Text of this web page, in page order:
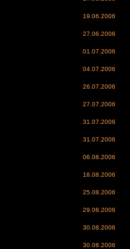
19.06.2006
27.06.2006
01.07.2006
04.07.2006
26.07.2006
27.07.2006
31.07.2006
31.07.2006
06.08.2006
18.08.2006
25.08.2006
29.08.2006
30.08.2006
30.08.2006